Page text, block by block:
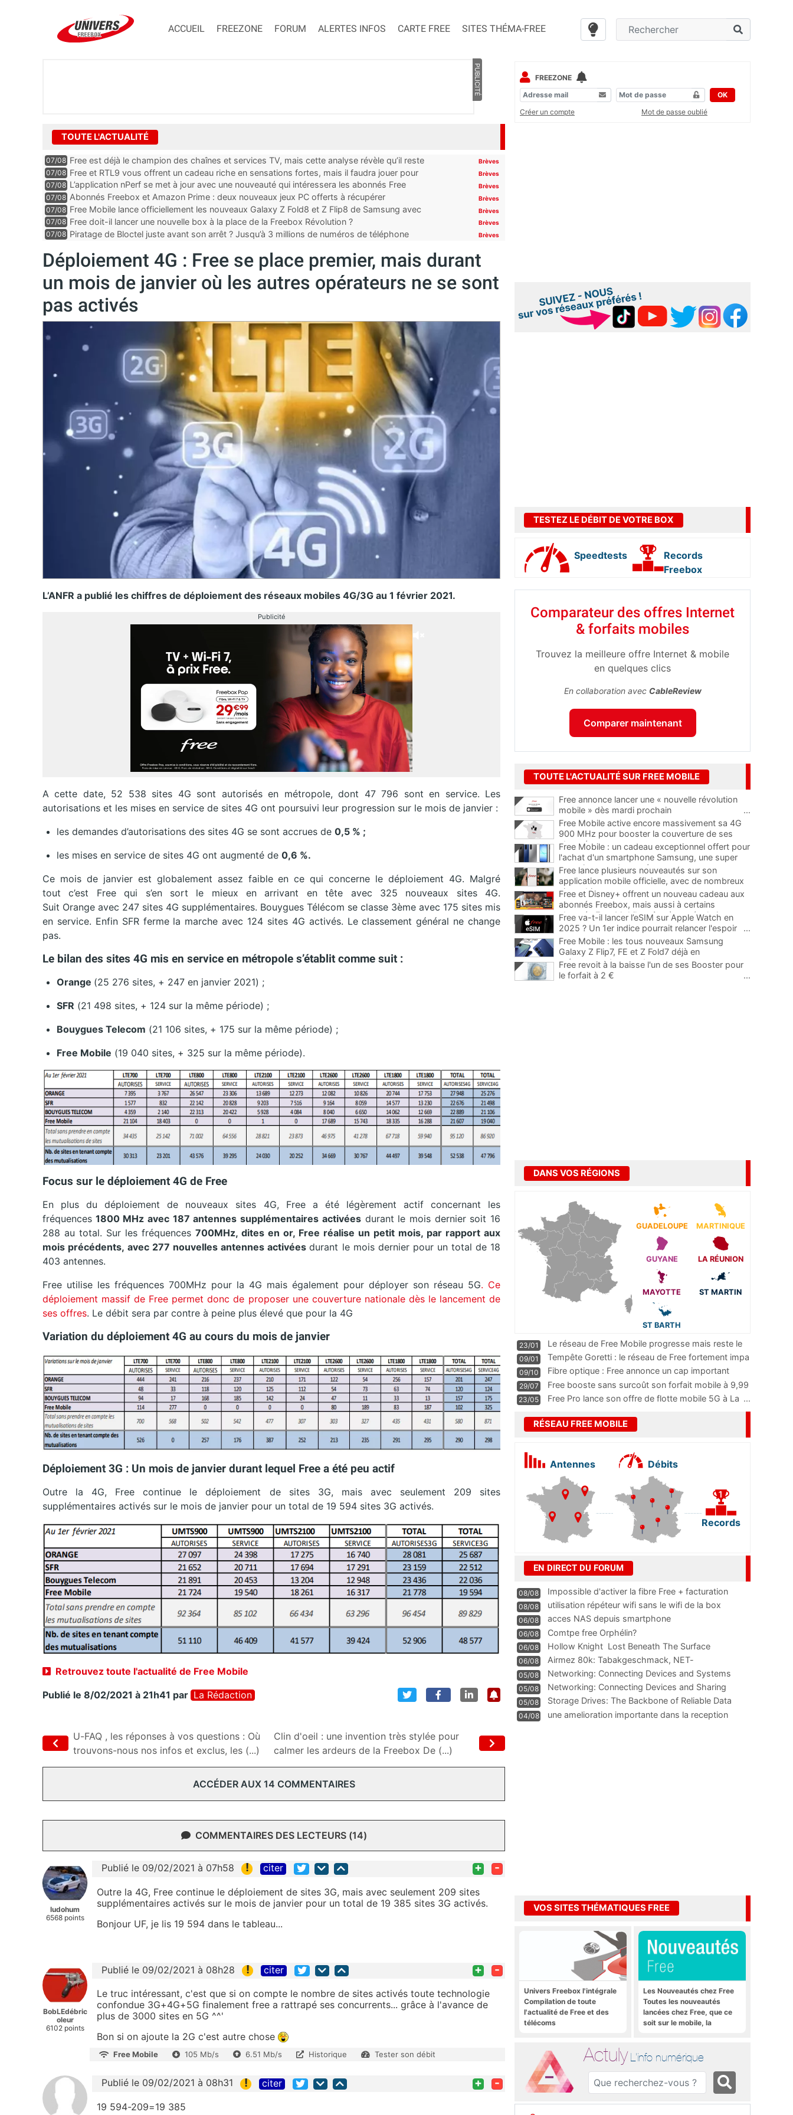
ACCUEIL FREEZONE FORUM ALERTES INFOS CARTE FREE SITES THÉMA-FREE
PUBLICITÉ
TOUTE L'ACTUALITÉ
07/08 Free est déjà le champion des chaînes et services TV, mais cette analyse révèle qu’il reste
encore au moin...
Brèves
07/08 Free et RTL9 vous offrent un cadeau riche en sensations fortes, mais il faudra jouer pour
l’obtenir
Brèves
07/08 L’application nPerf se met à jour avec une nouveauté qui intéressera les abonnés Free
Mobile, Orange, SFR ...
Brèves
07/08 Abonnés Freebox et Amazon Prime : deux nouveaux jeux PC offerts à récupérer Brèves
07/08 Free Mobile lance officiellement les nouveaux Galaxy Z Fold8 et Z Flip8 de Samsung avec
des promos et des cadeaux
Brèves
07/08 Free doit-il lancer une nouvelle box à la place de la Freebox Révolution ? Brèves
07/08 Piratage de Bloctel juste avant son arrêt ? Jusqu’à 3 millions de numéros de téléphone
Brèves
Déploiement 4G : Free se place premier, mais durant
un mois de janvier où les autres opérateurs ne se sont
pas activés
L’ANFR a publié les chiffres de déploiement des réseaux mobiles 4G/3G au 1 février 2021.
Publicité
A cette date, 52 538 sites 4G sont autorisés en métropole, dont 47 796 sont en service. Les
autorisations et les mises en service de sites 4G ont poursuivi leur progression sur le mois de janvier :
les demandes d’autorisations des sites 4G se sont accrues de 0,5 % ;
les mises en service de sites 4G ont augmenté de 0,6 %.
Ce mois de janvier est globalement assez faible en ce qui concerne le déploiement 4G. Malgré
tout c’est Free qui s’en sort le mieux en arrivant en tête avec 325 nouveaux sites 4G.
Suit Orange avec 247 sites 4G supplémentaires. Bouygues Télécom se classe 3ème avec 175 sites mis
en service. Enfin SFR ferme la marche avec 124 sites 4G activés. Le classement général ne change
pas.
Le bilan des sites 4G mis en service en métropole s’établit comme suit :
Orange (25 276 sites, + 247 en janvier 2021) ;
SFR (21 498 sites, + 124 sur la même période) ;
Bouygues Telecom (21 106 sites, + 175 sur la même période) ;
Free Mobile (19 040 sites, + 325 sur la même période).
Focus sur le déploiement 4G de Free
En plus du déploiement de nouveaux sites 4G, Free a été légèrement actif concernant les
fréquences 1800 MHz avec 187 antennes supplémentaires activéesdurant le mois dernier soit 16
288 au total. Sur les fréquences 700MHz, dites en or, Free réalise un petit mois, par rapport aux
mois précédents, avec 277 nouvelles antennes activéesdurant le mois dernier pour un total de 18
403 antennes.
Free utilise les fréquences 700MHz pour la 4G mais également pour déployer son réseau 5G. Ce
déploiement massif de Free permet donc de proposer une couverture nationale dès le lancement de
ses offres. Le débit sera par contre à peine plus élevé que pour la 4G
Variation du déploiement 4G au cours du mois de janvier
Déploiement 3G : Un mois de janvier durant lequel Free a été peu actif
Outre la 4G, Free continue le déploiement de sites 3G, mais avec seulement 209 sites
supplémentaires activés sur le mois de janvier pour un total de 19 594 sites 3G activés.
Retrouvez toute l'actualité de Free Mobile
Publié le 8/02/2021 à 21h41 par La Rédaction
U-FAQ , les réponses à vos questions : Où
trouvons-nous nos infos et exclus, les (...)
Clin d'oeil : une invention très stylée pour
calmer les ardeurs de la Freebox De (...)
ACCÉDER AUX 14 COMMENTAIRES
COMMENTAIRES DES LECTEURS (14)
ludohum
6568 points
Publié le 09/02/2021 à 07h58 ! citer + -
Outre la 4G, Free continue le déploiement de sites 3G, mais avec seulement 209 sites
supplémentaires activés sur le mois de janvier pour un total de 19 385 sites 3G activés.
Bonjour UF, je lis 19 594 dans le tableau...
BobLEdébric
oleur
6102 points
Publié le 09/02/2021 à 08h28 ! citer + -
Le truc intéressant, c'est que si on compte le nombre de sites activés toute technologie
confondue 3G+4G+5G finalement free a rattrapé ses concurrents... grâce à l'avance de
plus de 3000 sites en 5G ^^'
Bon si on ajoute la 2G c'est autre chose
Free Mobile 105 Mb/s 6.51 Mb/s Historique Tester son débit
Publié le 09/02/2021 à 08h31 ! citer + -
19 594-209=19 385
FREEZONE
OK
Créer un compte
Mot de passe oublié
TESTEZ LE DÉBIT DE VOTRE BOX
Speedtests
Records
Freebox
Comparateur des offres Internet
& forfaits mobiles
Trouvez la meilleure offre Internet & mobile
en quelques clics
En collaboration avec CableReview
Comparer maintenant
TOUTE L'ACTUALITÉ SUR FREE MOBILE
Free annonce lancer une « nouvelle révolution
mobile » dès mardi prochain
...
Free Mobile active encore massivement sa 4G
900 MHz pour booster la couverture de ses
abonnés
...
Free Mobile : un cadeau exceptionnel offert pour
l'achat d'un smartphone Samsung, une super
occasion pour la rentrée
Free lance plusieurs nouveautés sur son
application mobile officielle, avec de nombreux
ajouts bienvenus
...
Free et Disney+ offrent un nouveau cadeau aux
abonnés Freebox, mais aussi à certains
abonnés Free Mobile grâce à une évolution
Free va-t-il lancer l’eSIM sur Apple Watch en
2025 ? Un 1er indice pourrait relancer l'espoir
...
Free Mobile : les tous nouveaux Samsung
Galaxy Z Flip7, FE et Z Fold7 déjà en
précommande avec des promos
Free revoit à la baisse l'un de ses Booster pour
le forfait à 2 €
...
DANS VOS RÉGIONS
GUADELOUPE MARTINIQUE
GUYANE LA RÉUNION
MAYOTTE ST MARTIN
ST BARTH
23/01
Le réseau de Free Mobile progresse mais reste le
m
...
09/01
Tempête Goretti : le réseau de Free fortement impa
09/10
Fibre optique : Free annonce un cap important
pass
...
29/07
Free booste sans surcoût son forfait mobile à 9,99
23/05 Free Pro lance son offre de flotte mobile 5G à La ...
RÉSEAU FREE MOBILE
Antennes Débits
Records
EN DIRECT DU FORUM
08/08
Impossible d'activer la fibre Free + facturation
résiliation
08/08 utilisation répéteur wifi sans le wifi de la box
06/08 acces NAS depuis smartphone
06/08 Comtpe free Orphélin?
06/08 Hollow Knight  Lost Beneath The Surface
06/08
Airmez 80k: Tabakgeschmack, NET-
Technologie und Leistung im
05/08 Networking: Connecting Devices and Systems
05/08
Networking: Connecting Devices and Sharing
Information
05/08
Storage Drives: The Backbone of Reliable Data
Management
04/08
une amelioration importante dans la reception
VOS SITES THÉMATIQUES FREE
Univers Freebox l'intégrale
Compilation de toute
l'actualité de Free et des
télécoms
Les Nouveautés chez Free
Toutes les nouveautés
lancées chez Free, que ce
soit sur le mobile, la
Actuly L'info numérique